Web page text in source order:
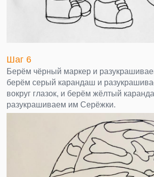
Шаг 6
Берём чёрный маркер и
берём серый карандаш и
вокруг глазок, и берём жёлтый
разукрашиваем им Серёжки.